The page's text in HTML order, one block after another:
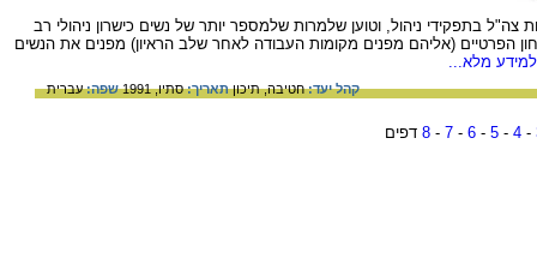
בתפקידי ניהול, וטוען שלמרות שלמספר יותר של נשים כישרון ניהולי רב
הפרטיים (אליהם מפנים מקומות העבודה לאחר שלב הראיון) מפנים את הנשים
מלא...
קהל יעד:חטיבה,תיכוןתאריך:סתיו, 1991 שפה:עברית
-
4
-
5
-
6
-
7
-
8 דפים